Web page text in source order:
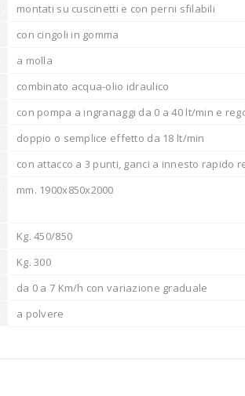
montati su cuscinetti e con perni sfilabili
con cingoli in gomma
a molla
combinato acqua-olio idraulico
con pompa a ingranaggi da 0 a 40 lt/min e
doppio o semplice effetto da 18 lt/min
con attacco a 3 punti, ganci a innesto rapido
mm. 1900x850x2000
Kg. 450/850
Kg. 300
da 0 a 7 Km/h con variazione graduale
a polvere